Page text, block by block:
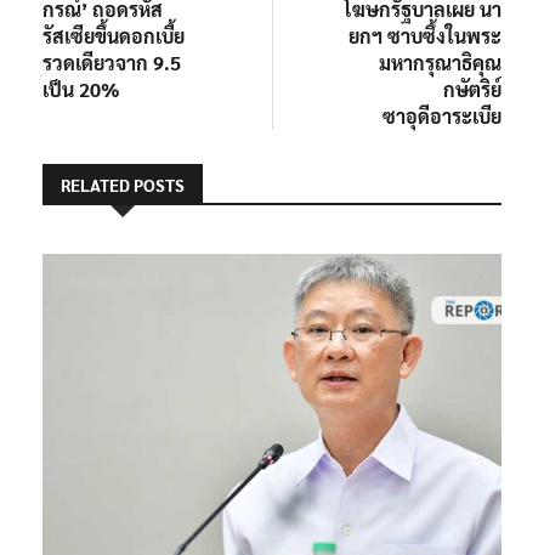
เรื่อง post:
กรณ์’ ถอดรหัส
รัสเซียขึ้นดอกเบี้ย
รวดเดียวจาก 9.5
เป็น 20%
post:
โฆษกรัฐบาลเผย นา
ยกฯ ซาบซึ้งในพระ
มหากรุณาธิคุณ
กษัตริย์
ซาอุดีอาระเบีย
RELATED POSTS